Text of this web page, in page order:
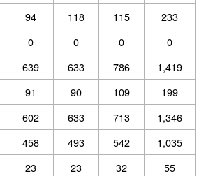
94 118 115
233
0 0 0
0
639 633 786
1,419
91 90 109
199
602 633 713
1,346
458 493 542
1,035
23 23 32
55